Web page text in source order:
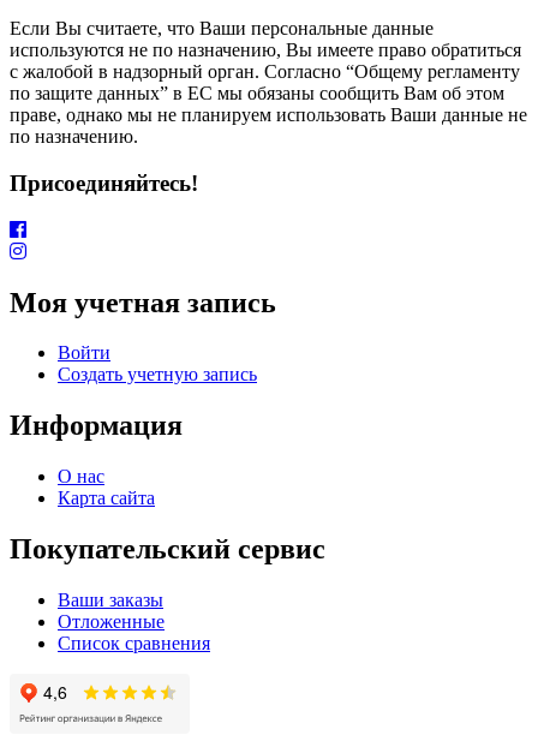
Если Вы считаете, что Ваши персональные данные
используются не по назначению, Вы имеете право обратиться
с жалобой в надзорный орган. Согласно “Общему регламенту
по защите данных” в ЕС мы обязаны сообщить Вам об этом
праве, однако мы не планируем использовать Ваши данные не
по назначению.
Присоединяйтесь!
Моя учетная запись
Войти
Создать учетную запись
Информация
О нас
Карта сайта
Покупательский сервис
Ваши заказы
Отложенные
Список сравнения